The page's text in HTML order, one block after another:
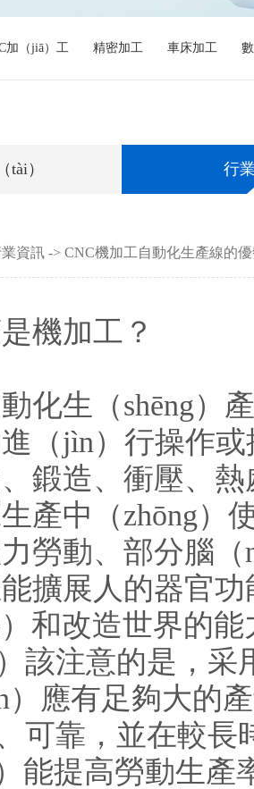
加（jiā）工 精密加工 車床加工
tài） 行
資訊 -> CNC機加工自動化生產線的
機加工？
化生（shēng）
（jìn）行操作
鍛造、衝壓、
產中（zhōng）
勞動、部分腦
擴展人的器官
和改造世界的能
該注意的是，采
）應有足夠大的
、可靠，並在較
能提高勞動生產